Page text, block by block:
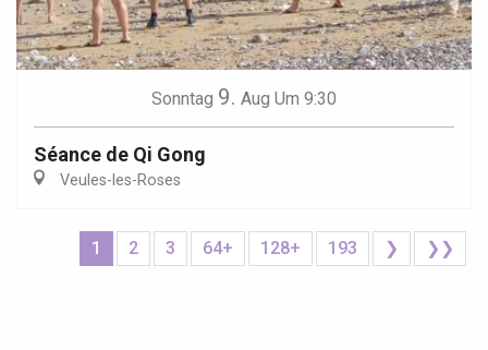
Sonntag 9. Aug Um 9:30
Séance de Qi Gong
Veules-les-Roses
1 2 3 64+ 128+ 193 ❯ ❯❯